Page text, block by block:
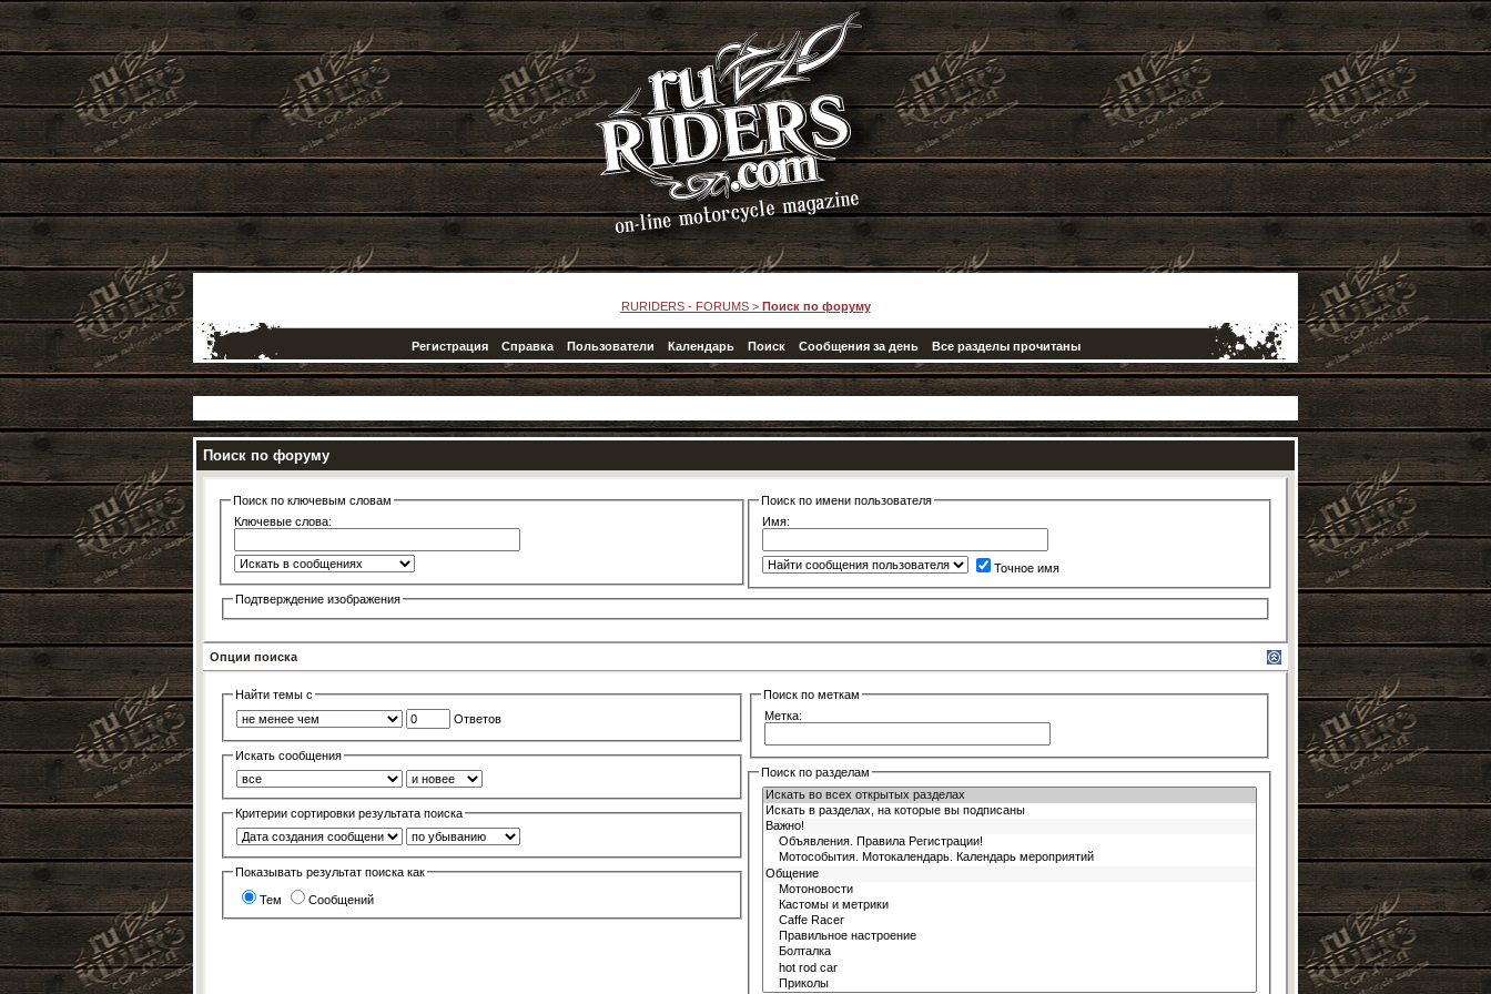
RURIDERS - FORUMS> Поиск по форуму
Регистрация Справка Пользователи Календарь Поиск Сообщения за день Все разделы прочитаны
Поиск по форуму
Поиск по ключевым словам
Ключевые слова:
Поиск по имени пользователя
Имя:
Точное имя
Подтверждение изображения
Опции поиска
Найти темы с
Ответов
Искать сообщения
Критерии сортировки результата поиска
Показывать результат поиска как
Тем Сообщений
Поиск по меткам
Метка:
Поиск по разделам